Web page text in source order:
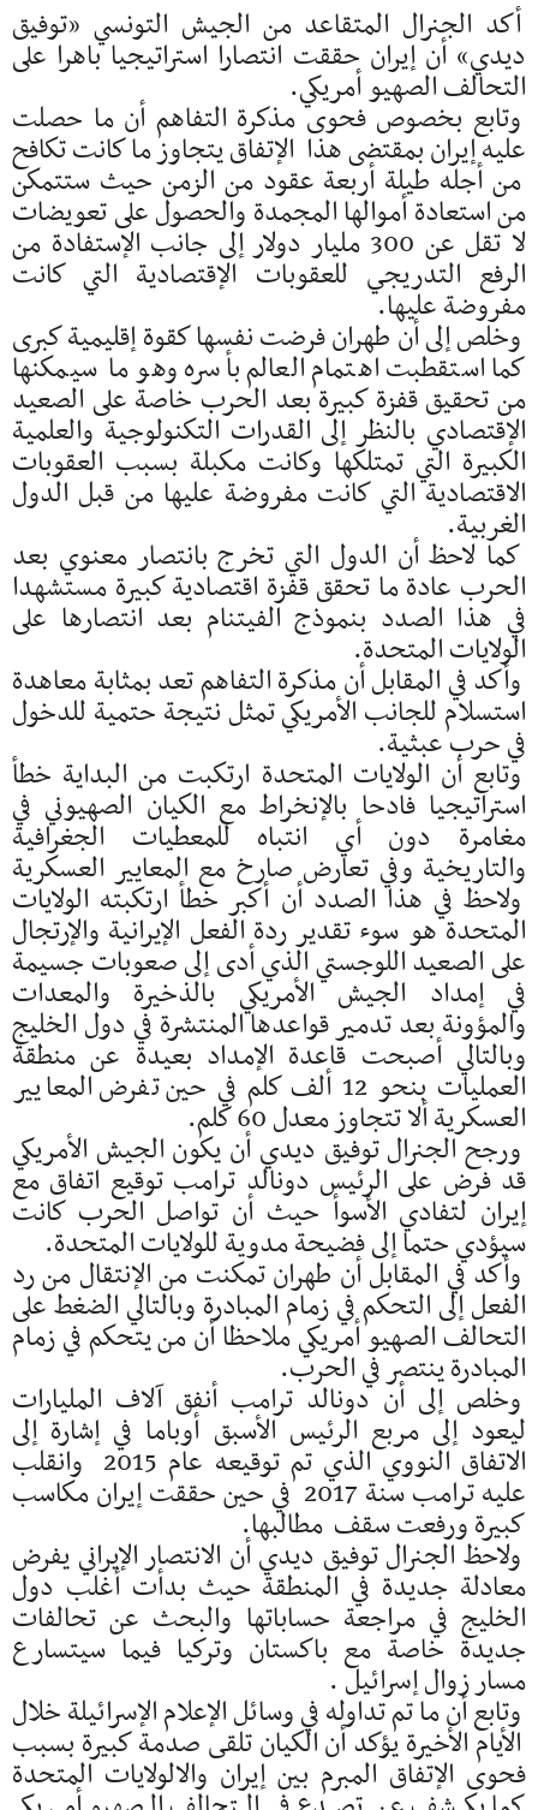
أكد الجنرال المتقاعد من الجيش التونسي «توفيق
ديدي» أن إيران حققت انتصارا استراتيجيا باهرا على
التحالف الصهيو أمريكي.
وتابع بخصوص فحوى مذكرة التفاهم أن ما حصلت
عليه إيران بمقتضى هذا الإتفاق يتجاوز ما كانت تكافح
من أجله طيلة أربعة عقود من الزمن حيث ستتمكن
من استعادة أموالها المجمدة والحصول على تعويضات
لا تقل عن 300 مليار دولار إلى جانب الإستفادة من
الرفع التدريجي للعقوبات الإقتصادية التي كانت
مفروضة عليها.
وخلص إلى أن طهران فرضت نفسها كقوة إقليمية كبرى
كما استقطبت اهتمام العالم بأسره وهو ما سيمكنها
من تحقيق قفزة كبيرة بعد الحرب خاصة على الصعيد
الإقتصادي بالنظر إلى القدرات التكنولوجية والعلمية
الكبيرة التي تمتلكها وكانت مكبلة بسبب العقوبات
الاقتصادية التي كانت مفروضة عليها من قبل الدول
الغربية.
كما لاحظ أن الدول التي تخرج بانتصار معنوي بعد
الحرب عادة ما تحقق قفزة اقتصادية كبيرة مستشهدا
في هذا الصدد بنموذج الفيتنام بعد انتصارها على
الولايات المتحدة.
وأكد في المقابل أن مذكرة التفاهم تعد بمثابة معاهدة
استسلام للجانب الأمريكي تمثل نتيجة حتمية للدخول
في حرب عبثية.
وتابع أن الولايات المتحدة ارتكبت من البداية خطأ
استراتيجيا فادحا بالإنخراط مع الكيان الصهيوني في
مغامرة دون أي انتباه للمعطيات الجغرافية
والتاريخية وفي تعارض صارخ مع المعايير العسكرية
ولاحظ في هذا الصدد أن أكبر خطأ ارتكبته الولايات
المتحدة هو سوء تقدير ردة الفعل الإيرانية والإرتجال
على الصعيد اللوجستي الذي أدى إلى صعوبات جسيمة
في إمداد الجيش الأمريكي بالذخيرة والمعدات
والمؤونة بعد تدمير قواعدها المنتشرة في دول الخليج
وبالتالي أصبحت قاعدة الإمداد بعيدة عن منطقة
العمليات بنحو 12 ألف كلم في حين تفرض المعايير
العسكرية ألا تتجاوز معدل 60 كلم.
ورجح الجنرال توفيق ديدي أن يكون الجيش الأمريكي
قد فرض على الرئيس دونالد ترامب توقيع اتفاق مع
إيران لتفادي الأسوأ حيث أن تواصل الحرب كانت
سيؤدي حتما إلى فضيحة مدوية للولايات المتحدة.
وأكد في المقابل أن طهران تمكنت من الإنتقال من رد
الفعل إلى التحكم في زمام المبادرة وبالتالي الضغط على
التحالف الصهيو أمريكي ملاحظا أن من يتحكم في زمام
المبادرة ينتصر في الحرب.
وخلص إلى أن دونالد ترامب أنفق آلاف المليارات
ليعود إلى مربع الرئيس الأسبق أوباما في إشارة إلى
الاتفاق النووي الذي تم توقيعه عام 2015 وانقلب
عليه ترامب سنة 2017 في حين حققت إيران مكاسب
كبيرة ورفعت سقف مطالبها.
ولاحظ الجنرال توفيق ديدي أن الانتصار الإيراني يفرض
معادلة جديدة في المنطقة حيث بدأت أغلب دول
الخليج في مراجعة حساباتها والبحث عن تحالفات
جديدة خاصة مع باكستان وتركيا فيما سيتسارع
مسار زوال إسرائيل .
وتابع أن ما تم تداوله في وسائل الإعلام الإسرائيلة خلال
الأيام الأخيرة يؤكد أن الكيان تلقى صدمة كبيرة بسبب
فحوى الإتفاق المبرم بين إيران والالولايات المتحدة